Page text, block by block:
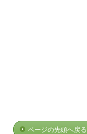
ページの先頭へ戻る